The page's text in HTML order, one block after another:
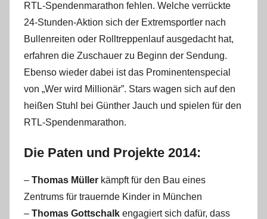
RTL-Spendenmarathon fehlen. Welche verrückte
24-Stunden-Aktion sich der Extremsportler nach
Bullenreiten oder Rolltreppenlauf ausgedacht hat,
erfahren die Zuschauer zu Beginn der Sendung.
Ebenso wieder dabei ist das Prominentenspecial
von „Wer wird Millionär”. Stars wagen sich auf den
heißen Stuhl bei Günther Jauch und spielen für den
RTL-Spendenmarathon.
Die Paten und Projekte 2014:
– Thomas Müller kämpft für den Bau eines
Zentrums für trauernde Kinder in München
– Thomas Gottschalk engagiert sich dafür, dass